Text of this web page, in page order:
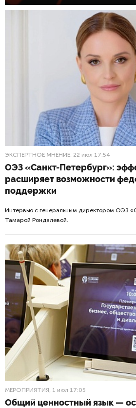
ЭКСПЕРТНОЕ МНЕНИЕ, 22 июл 17:54
ОЭЗ «Санкт-Петербург»:
расширяет возможности
поддержки
Интервью с генеральным директором ОЭЗ
Тамарой Рондалевой.
МЕРОПРИЯТИЯ, 1 июл 17:05
Общий ценностный язык —